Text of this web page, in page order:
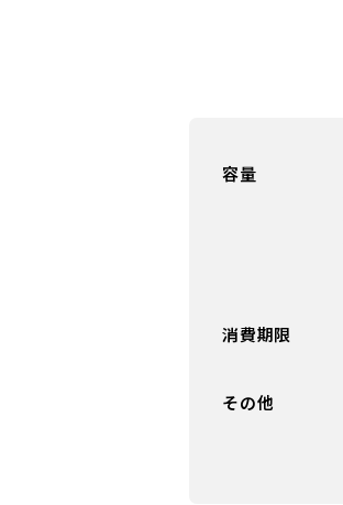
容量
消費期限
その他